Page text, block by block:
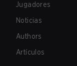
Jugadores
Noticias
Authors
Artículos